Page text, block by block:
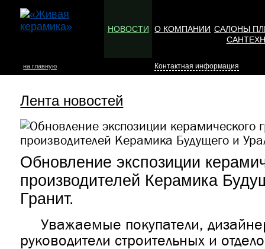
НОВОСТИ О КОМПАНИИ САЛОНЫ
на главную Контактная информация
Лента новостей
Обновление экспозиции
производителей Керамика
Гранит.
Уважаемые покупатели,
руководители строительных и